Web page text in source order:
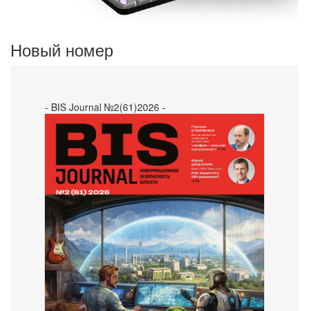
Новый номер
- BIS Journal №2(61)2026 -